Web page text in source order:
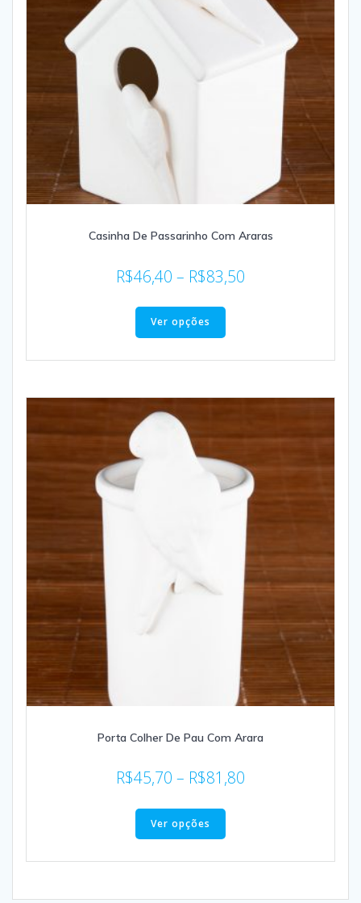
Casinha De Passarinho Com Araras
R$46,40 – R$83,50
Ver opções
Porta Colher De Pau Com Arara
R$45,70 – R$81,80
Ver opções